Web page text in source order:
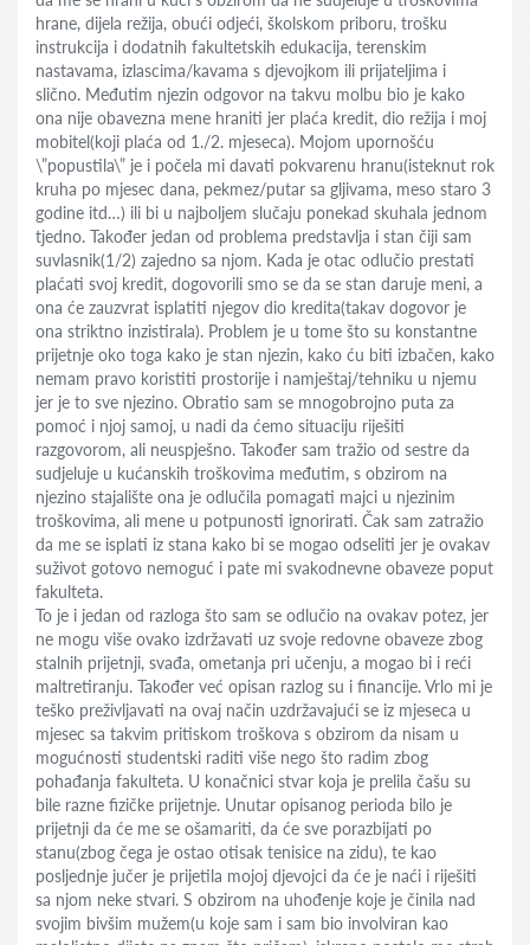
hrane, dijela režija, obući odjeći, školskom priboru, trošku
instrukcija i dodatnih fakultetskih edukacija, terenskim
nastavama, izlascima/kavama s djevojkom ili prijateljima i
slično. Međutim njezin odgovor na takvu molbu bio je kako
ona nije obavezna mene hraniti jer plaća kredit, dio režija i moj
mobitel(koji plaća od 1./2. mjeseca). Mojom upornošću
\”popustila\” je i počela mi davati pokvarenu hranu(isteknut rok
kruha po mjesec dana, pekmez/putar sa gljivama, meso staro 3
godine itd…) ili bi u najboljem slučaju ponekad skuhala jednom
tjedno. Također jedan od problema predstavlja i stan čiji sam
suvlasnik(1/2) zajedno sa njom. Kada je otac odlučio prestati
plaćati svoj kredit, dogovorili smo se da se stan daruje meni, a
ona će zauzvrat isplatiti njegov dio kredita(takav dogovor je
ona striktno inzistirala). Problem je u tome što su konstantne
prijetnje oko toga kako je stan njezin, kako ću biti izbačen, kako
nemam pravo koristiti prostorije i namještaj/tehniku u njemu
jer je to sve njezino. Obratio sam se mnogobrojno puta za
pomoć i njoj samoj, u nadi da ćemo situaciju riješiti
razgovorom, ali neuspješno. Također sam tražio od sestre da
sudjeluje u kućanskih troškovima međutim, s obzirom na
njezino stajalište ona je odlučila pomagati majci u njezinim
troškovima, ali mene u potpunosti ignorirati. Čak sam zatražio
da me se isplati iz stana kako bi se mogao odseliti jer je ovakav
suživot gotovo nemoguć i pate mi svakodnevne obaveze poput
fakulteta.
To je i jedan od razloga što sam se odlučio na ovakav potez, jer
ne mogu više ovako izdržavati uz svoje redovne obaveze zbog
stalnih prijetnji, svađa, ometanja pri učenju, a mogao bi i reći
maltretiranju. Također već opisan razlog su i financije. Vrlo mi je
teško preživljavati na ovaj način uzdržavajući se iz mjeseca u
mjesec sa takvim pritiskom troškova s obzirom da nisam u
mogućnosti studentski raditi više nego što radim zbog
pohađanja fakulteta. U konačnici stvar koja je prelila čašu su
bile razne fizičke prijetnje. Unutar opisanog perioda bilo je
prijetnji da će me se ošamariti, da će sve porazbijati po
stanu(zbog čega je ostao otisak tenisice na zidu), te kao
posljednje jučer je prijetila mojoj djevojci da će je naći i riješiti
sa njom neke stvari. S obzirom na uhođenje koje je činila nad
svojim bivšim mužem(u koje sam i sam bio involviran kao